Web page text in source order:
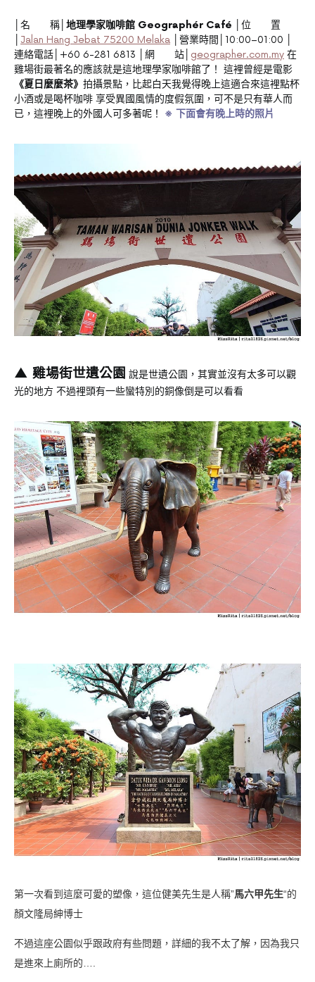
│名 稱│ 地理學家咖啡館 Geographér Café │位 置
Jalan Hang Jebat 75200 Melaka │營業時間│10:00–01:00 │
連絡電話│+60 6-281 6813 │網 站│ geographer.com.my 在
雞場街最著名的應該就是這地理學家咖啡館了！ 這裡曾經是電影
《夏日麼麼茶》 拍攝景點，比起白天我覺得晚上這適合來這裡點杯
小酒或是喝杯咖啡 享受異國風情的度假氛圍，可不是只有華人而
已，這裡晚上的外國人可多著呢！ ※ 下面會有晚上時的照片
▲ 雞場街世遺公園 說是世遺公園，其實並沒有太多可以觀
光的地方 不過裡頭有一些蠻特別的銅像倒是可以看看
第一次看到這麼可愛的塑像，這位健美先生是人稱”馬六甲先生“的
顏文隆局紳博士
不過這座公園似乎跟政府有些問題，詳細的我不太了解，因為我只
是進來上廁所的….